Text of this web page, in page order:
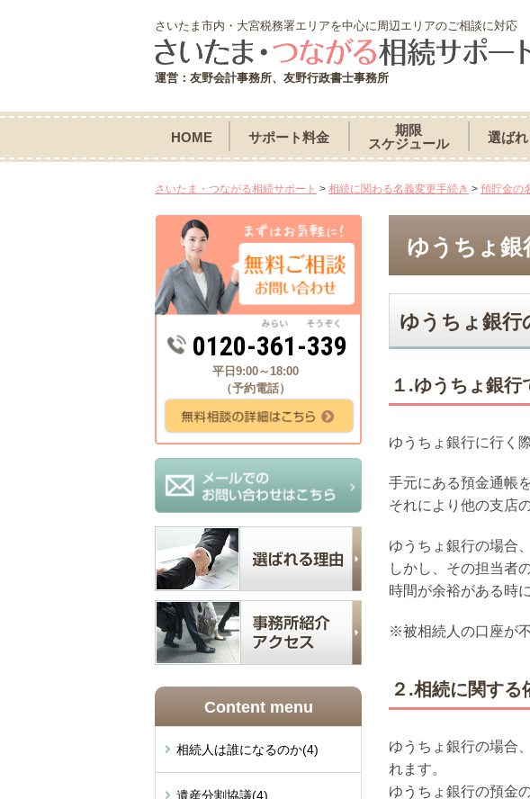
さいたま市内・大宮税務署エリアを中心に周辺エリアのご相談に対応
運営：友野会計事務所、友野行政書士事務所
HOME サポート料金
期限
スケジュール
選ば
さいたま・つながる相続サポート > 相続に関わる名義変更手続き > 預貯金の
ゆうちょ銀
ゆうちょ銀行
１.ゆうちょ銀行
ゆうちょ銀行に行く
手元にある預金通帳
それにより他の支店
ゆうちょ銀行の場合
しかし、その担当者
時間が余裕がある時
※被相続人の口座が
２.相続に関する
ゆうちょ銀行の場合
れます。
ゆうちょ銀行の預金
0120-361-339
平日9:00～18:00
（予約電話）
Content menu
相続人は誰になるのか(4)
遺産分割協議(4)